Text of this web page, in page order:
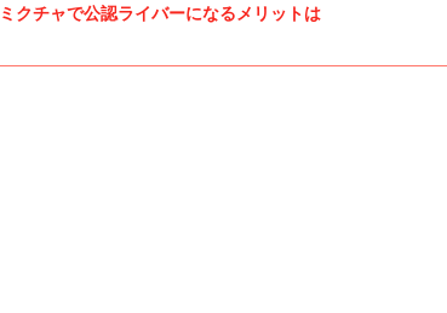
ミクチャで公認ライバーになるメリットは